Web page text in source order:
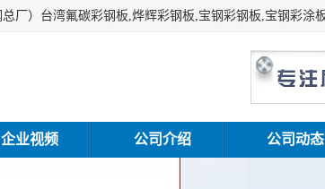
企业视频 公司介绍 公司动态